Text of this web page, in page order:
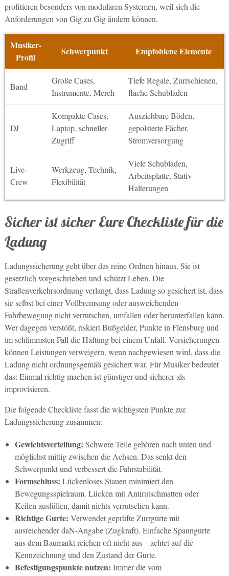
profitieren besonders von modularen Systemen, weil sich die
Anforderungen von Gig zu Gig ändern können.
Musiker-
Profil
Schwerpunkt Empfohlene Elemente
Band
Große Cases,
Instrumente, Merch
Tiefe Regale, Zurrschienen,
flache Schubladen
DJ
Kompakte Cases,
Laptop, schneller
Zugriff
Ausziehbare Böden,
gepolsterte Fächer,
Stromversorgung
Live-
Crew
Werkzeug, Technik,
Flexibilität
Viele Schubladen,
Arbeitsplatte, Stativ-
Halterungen
Sicher ist sicher Eure Checkliste für die
Ladung
Ladungssicherung geht über das reine Ordnen hinaus. Sie ist
gesetzlich vorgeschrieben und schützt Leben. Die
Straßenverkehrsordnung verlangt, dass Ladung so gesichert ist, dass
sie selbst bei einer Vollbremsung oder ausweichenden
Fahrbewegung nicht verrutschen, umfallen oder herunterfallen kann.
Wer dagegen verstößt, riskiert Bußgelder, Punkte in Flensburg und
im schlimmsten Fall die Haftung bei einem Unfall. Versicherungen
können Leistungen verweigern, wenn nachgewiesen wird, dass die
Ladung nicht ordnungsgemäß gesichert war. Für Musiker bedeutet
das: Einmal richtig machen ist günstiger und sicherer als
improvisieren.
Die folgende Checkliste fasst die wichtigsten Punkte zur
Ladungssicherung zusammen:
Gewichtsverteilung: Schwere Teile gehören nach unten und
möglichst mittig zwischen die Achsen. Das senkt den
Schwerpunkt und verbessert die Fahrstabilität.
Formschluss: Lückenloses Stauen minimiert den
Bewegungsspielraum. Lücken mit Antirutschmatten oder
Keilen ausfüllen, damit nichts verrutschen kann.
Richtige Gurte: Verwendet geprüfte Zurrgurte mit
ausreichender daN-Angabe (Zugkraft). Einfache Spanngurte
aus dem Baumarkt reichen oft nicht aus – achtet auf die
Kennzeichnung und den Zustand der Gurte.
Befestigungspunkte nutzen: Immer die vom